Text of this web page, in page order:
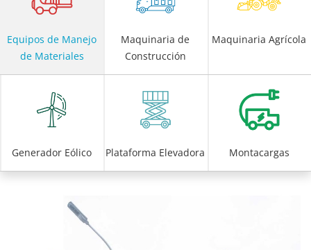
de Materiales
Construcción